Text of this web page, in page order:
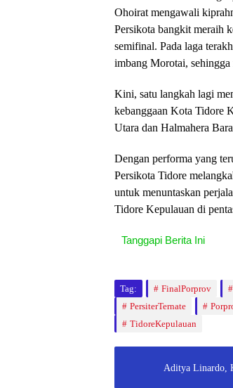
Ohoirat mengawali
Persikota bangkit meraih
semifinal. Pada laga
imbang Morotai, sehingga
Kini, satu langkah lagi
kebanggaan Kota Tidore
Utara dan Halmahera
Dengan performa yang
Persikota Tidore
untuk menuntaskan
Tidore Kepulauan di
Tanggapi Berita Ini
Tag: FinalPorprov
PersiterTernate
TidoreKepulauan
Aditya Linardo,